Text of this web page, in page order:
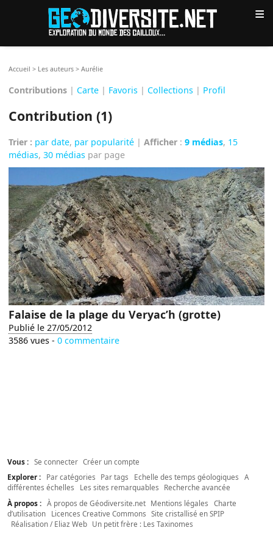
≡
Accueil > Les auteurs >Aurélie
Contributions | Carte | Favoris | Collections | Profil
Contribution (1)
Trier : par date, par popularité |Afficher :9 médias, 15
médias,30 médias par page
Falaise de la plage du Veryac’h (grotte)
Publié le 27/05/2012
3586 vues -0 commentaire
Vous : Se connecter Créer un compte
Explorer :
Par catégories Par tags Echelle des temps géologiques
A
différentes échelles
Les sites remarquables
Recherche avancée
À propos : À propos de Géodiversite.net Mentions légales
Charte
d’utilisation
Licences Creative Commons Site cristallisé en SPIP
Réalisation / Eliaz Web Un petit frère : Les Taxinomes